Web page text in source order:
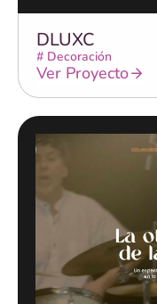
DLUXC
# Decoración
Ver Proyecto